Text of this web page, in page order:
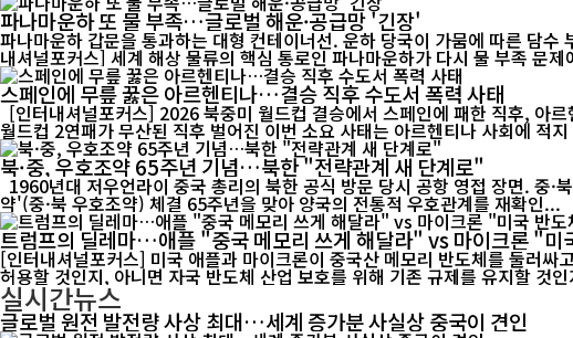
파나마운하 또 물 부족…글로벌 해운·공급망 '긴장'
파나마운하 갑문을 통과하는 대형 컨테이너선. 운하 당국이 가뭄에 따른 담수
내셔널포커스] 세계 해상 물류의 핵심 통로인 파나마운하가 다시 물 부족 문제
스페인에 무릎 꿇은 아르헨티나…결승 직후 수도서 폭력 사태
[인터내셔널포커스] 2026 북중미 월드컵 결승에서 스페인에 패한 직후, 아
북·중, 우호조약 65주년 기념…북한 "전략관계 새 단계로"
약'(중·북 우호조약) 체결 65주년을 맞아 양국의 전통적 우호관계를 재확인...
트럼프의 딜레마…애플 "중국 메모리 쓰게 해달라" vs 마이크론 "미
[인터내셔널포커스] 미국 애플과 마이크론이 중국산 메모리 반도체를 둘러
허용할 것인지, 아니면 자국 반도체 산업 보호를 위해 기존 규제를 유지할 것
실시간뉴스
글로벌 원전 발전량 사상 최대…세계 증가분 사실상 중국이 견인